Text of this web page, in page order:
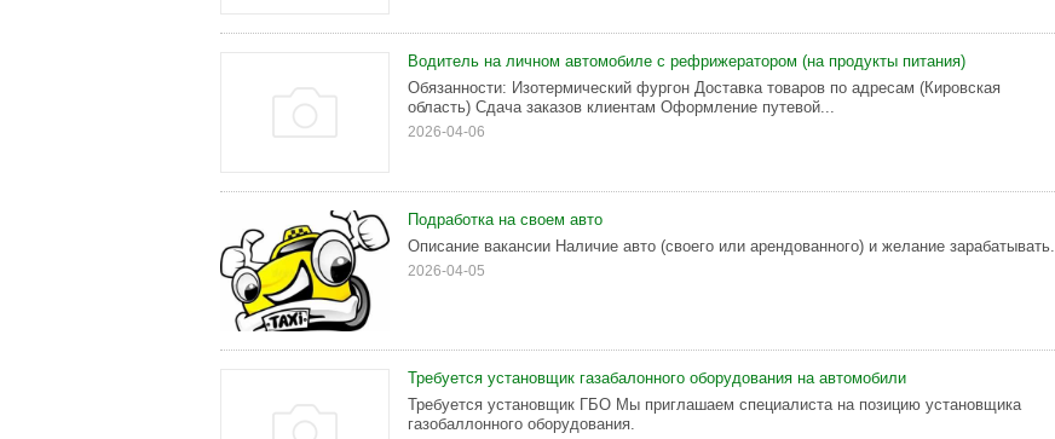
Водитель на личном автомобиле с рефрижератором (на продукты питания)
Обязанности: Изотермический фургон Доставка товаров по адресам (Кировская
область) Сдача заказов клиентам Оформление путевой...
2026-04-06
Подработка на своем авто
Описание вакансии Наличие авто (своего или арендованного) и желание зарабатывать.
2026-04-05
Требуется установщик газабалонного оборудования на автомобили
Требуется установщик ГБО Мы приглашаем специалиста на позицию установщика
газобаллонного оборудования.